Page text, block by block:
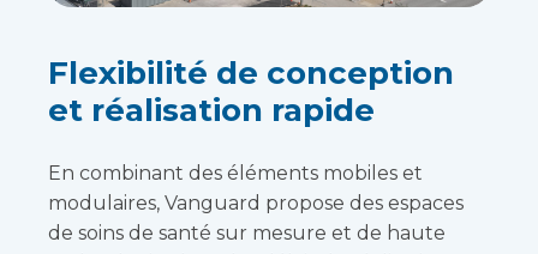
Flexibilité de conception
et réalisation rapide
En combinant des éléments mobiles et
modulaires, Vanguard propose des espaces
de soins de santé sur mesure et de haute